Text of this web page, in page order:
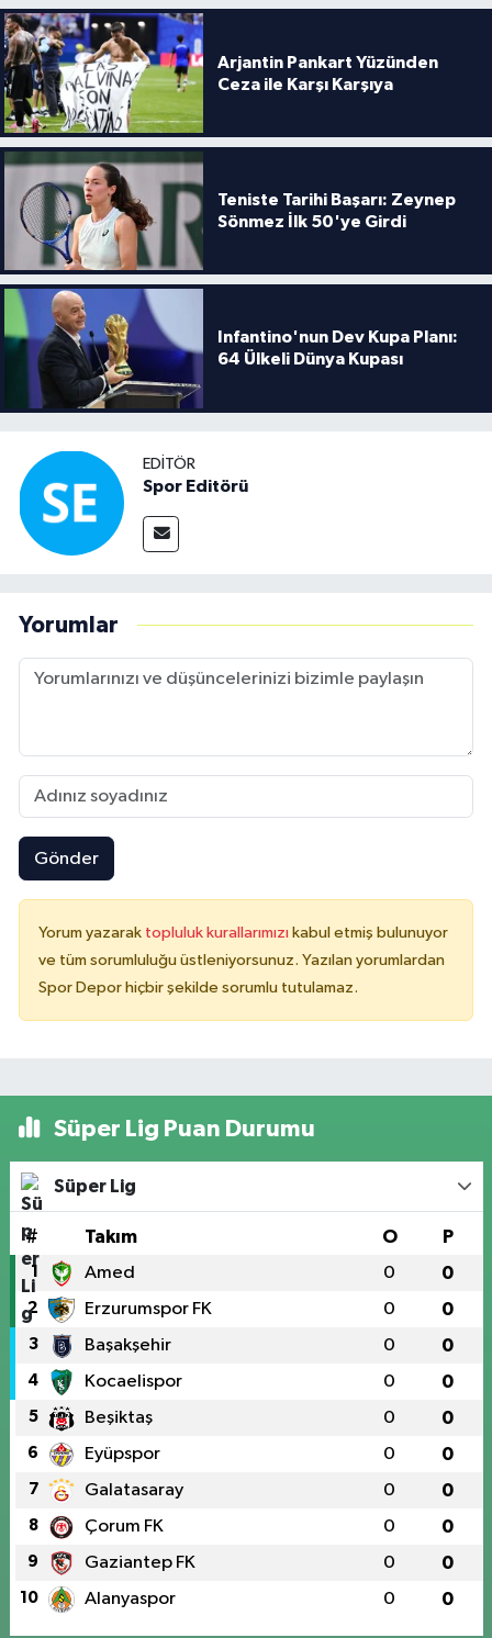
Arjantin Pankart Yüzünden
Ceza ile Karşı Karşıya
Teniste Tarihi Başarı: Zeynep
Sönmez İlk 50'ye Girdi
Infantino'nun Dev Kupa Planı:
64 Ülkeli Dünya Kupası
EDITÖR
Spor Editörü
Yorumlar
Gönder
Yorum yazarak topluluk kurallarımızı kabul etmiş bulunuyor
ve tüm sorumluluğu üstleniyorsunuz. Yazılan yorumlardan
Spor Depor hiçbir şekilde sorumlu tutulamaz.
Süper Lig Puan Durumu
Süper Lig
# Takım O P
1 Amed 0 0
2 Erzurumspor FK 0 0
3 Başakşehir 0 0
4 Kocaelispor 0 0
5 Beşiktaş 0 0
6 Eyüpspor 0 0
7 Galatasaray 0 0
8 Çorum FK 0 0
9 Gaziantep FK 0 0
10 Alanyaspor 0 0